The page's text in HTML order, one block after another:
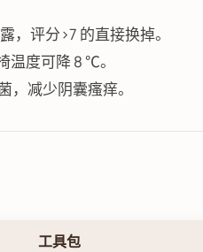
，评分>7 的直接换掉。
温度可降 8 ℃。
减少阴囊瘙痒。
工具包